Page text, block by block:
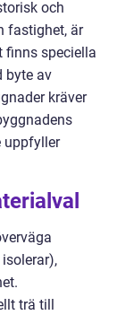
och
fastighet, är
finns speciella
byte av
kräver
uppfyller
trä till